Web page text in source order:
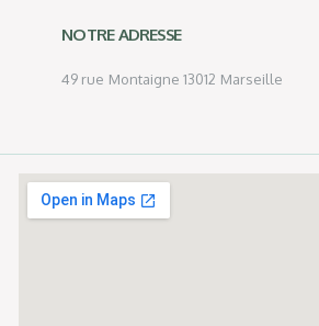
NOTRE ADRESSE
49 rue Montaigne 13012 Marseille